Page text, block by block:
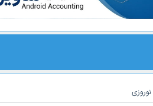
نوروزی